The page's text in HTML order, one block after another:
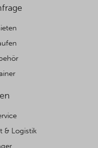
& Logistik